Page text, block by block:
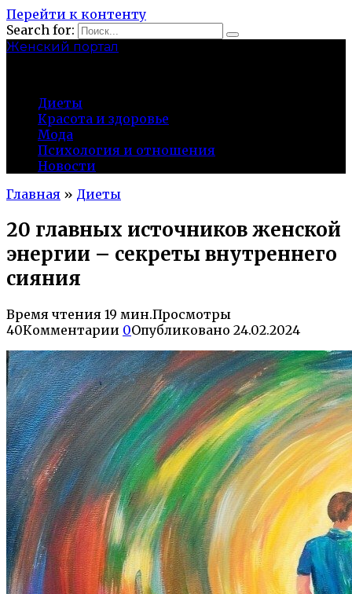
Перейти к контенту
Search for:
Женский портал
Диеты
Красота и здоровье
Мода
Психология и отношения
Новости
Главная » Диеты
20 главных источников женской
энергии – секреты внутреннего
сияния
Время чтения 19 мин.Просмотры
40Комментарии 0Опубликовано 24.02.2024